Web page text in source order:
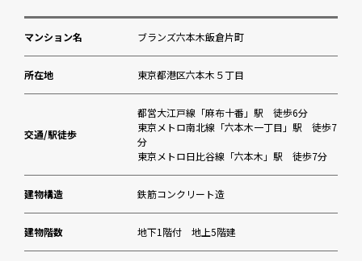
東洋英和幼稚園
岸本クリニック
横川省三記念公園
もとまちユニオン 六本木店
くすりの福太郎 六本木5丁目店
麻布地区総合支所
マンション名 ブランズ六本木飯倉片町
所在地 東京都港区六本木５丁目
交通/駅徒歩
都営大江戸線「麻布十番」駅 徒歩6分
東京メトロ南北線「六本木一丁目」駅 徒歩7
分
東京メトロ日比谷線「六本木」駅 徒歩7分
建物構造 鉄筋コンクリート造
建物階数 地下1階付 地上5階建